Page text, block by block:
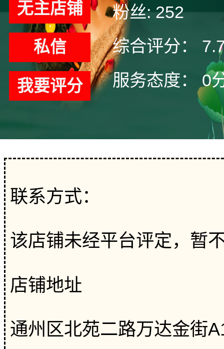
无主店铺
私信
我要评分
粉丝: 252
综合评分：
服务态度：
0
联系方式：
该店铺未经平台评定，暂
店铺地址
通州区北苑二路万达金街